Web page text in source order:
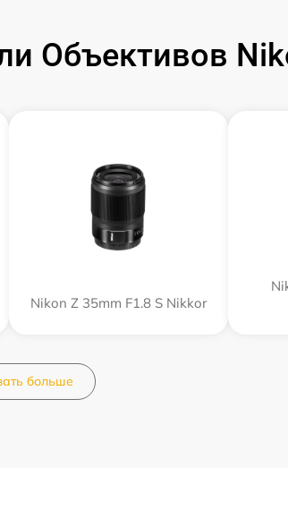
Объективов
Nikon Z 35mm F1.8 S Nikkor
больше